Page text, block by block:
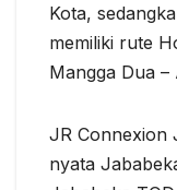
Kota,
memiliki rute
Mangga Dua –
JR Connexion
nyata